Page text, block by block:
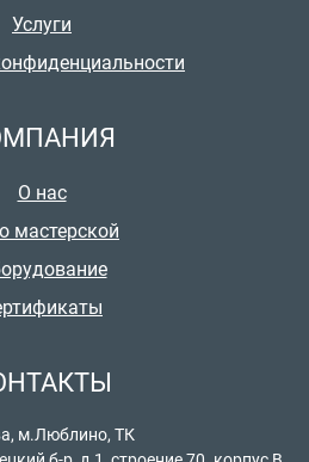
Услуги
О нас
мастерской
м.Люблино, ТК